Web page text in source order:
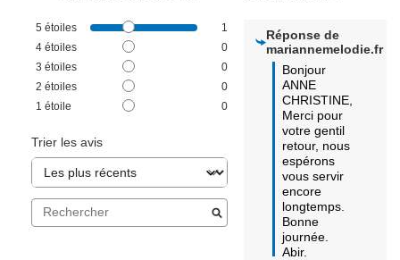
5 étoiles
1
4 étoiles
0
3 étoiles
0
2 étoiles
0
1 étoile 0
Trier les avis
Réponse de
mariannemelodie.fr
Bonjour
ANNE
CHRISTINE,
Merci pour
votre gentil
retour, nous
espérons
vous servir
encore
longtemps.
Bonne
journée.
Abir.